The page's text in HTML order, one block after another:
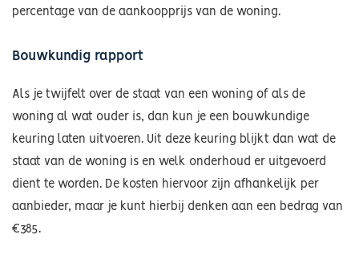
percentage van de aankoopprijs van de woning.
Bouwkundig rapport
Als je twijfelt over de staat van een woning of als de
woning al wat ouder is, dan kun je een bouwkundige
keuring laten uitvoeren. Uit deze keuring blijkt dan wat de
staat van de woning is en welk onderhoud er uitgevoerd
dient te worden. De kosten hiervoor zijn afhankelijk per
aanbieder, maar je kunt hierbij denken aan een bedrag van
€385.